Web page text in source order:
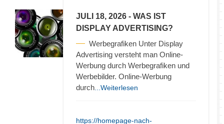
JULI 18, 2026 - WAS IST
DISPLAY ADVERTISING?
Werbegrafiken Unter Display
Advertising versteht man Online-
Werbung durch Werbegrafiken und
Werbebilder. Online-Werbung
durch ...Weiterlesen
https://homepage-nach-